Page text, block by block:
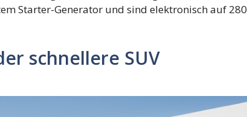
Starter-Generator und sind elektronisch auf 280
schnellere SUV